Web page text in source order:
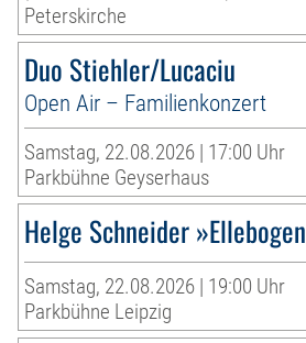
Peterskirche
Duo Stiehler/Lucaciu
Open Air – Familienkonzert
Samstag, 22.08.2026 | 17:00 Uhr
Parkbühne Geyserhaus
Helge Schneider
Samstag, 22.08.2026 | 19:00 Uhr
Parkbühne Leipzig